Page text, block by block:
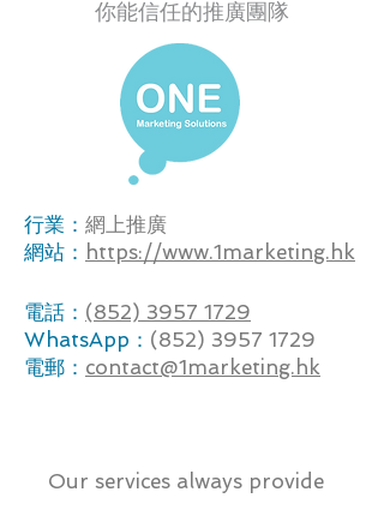
你能信任的推廣團隊
電話： (852) 3957 1729
WhatsApp： (852) 3957 1729
電郵： contact@1marketing.hk
行業： 網上推廣
網站： https://www.1marketing.hk
Our services always provide